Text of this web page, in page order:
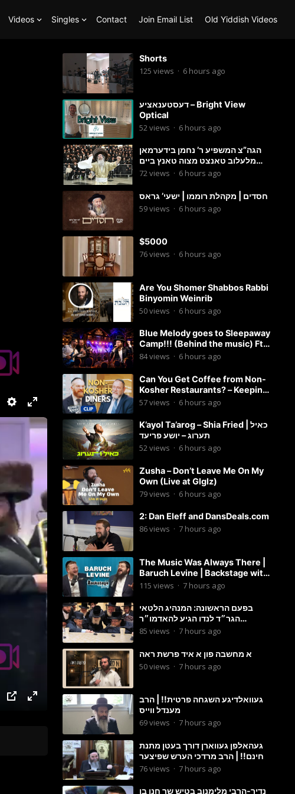
Videos Singles Contact Join Email List Old Yiddish Videos
Shorts
125 views · 6 hours ago
דעסטענאציע – Bright View
Optical
52 views · 6 hours ago
הגה”צ המשפיע ר’ נחמן בידערמאן
מלעלוב טאנצט מצוה טאנץ ביים
שמחת החתונה פון בנו החתן
72views · 6 hours ago
חסדים | מקהלת רוממו | ישעי’ גראס
59views · 6 hours ago
$5000
76views · 6 hours ago
Are You Shomer Shabbos Rabbi
Binyomin Weinrib
50views · 6 hours ago
Blue Melody goes to Sleepaway
Camp!!! (Behind the music) Ft.
Dovid Berger and Chaim Brown
84views · 6 hours ago
Can You Get Coffee from Non-
Kosher Restaurants? – Keeping
it Kosher Clips
57views · 6 hours ago
K’ayol Ta’arog – Shia Fried | כאיל
תערוג – יושע פריעד
52views · 6 hours ago
Zusha – Don’t Leave Me On My
Own (Live at Glglz)
79views · 6 hours ago
2: Dan Eleff and DansDeals.com
86views · 7 hours ago
The Music Was Always There |
Baruch Levine | Backstage with
Benny
115 views · 7 hours ago
בפעם הראשונה: המנהיג הלטאי
הגר״ד לנדו הגיע להאדמו״ר
מבעלזא: תיעוד ראשוני מהפגישה
85 views · 7 hours ago
א מחשבה פון א איד פרשת ראה
50views · 7 hours ago
געוואלדיגע השגחה פרטית!! | הרב
מענדל ווייס
69views · 7 hours ago
געהאלפן געווארן דורך בעטן מתנת
חינם!! | הרב מרדכי הערש שפיצער
76views · 7 hours ago
נדיר-הרבי מלימנוב בטיש שר חנן בן